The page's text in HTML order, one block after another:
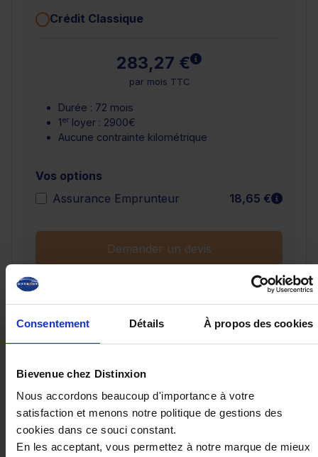
Consentement Détails À propos des cookies
Bievenue chez Distinxion
Nous accordons beaucoup d'importance à votre
satisfaction et menons notre politique de gestions des
cookies dans ce souci constant.
En les acceptant, vous permettez à notre marque de mieux
Crédit Classique
283,27 € En savoir plus
par mois TTC
Durée : 72 mois
1er loyer : 2900€
Aucune contrainte kilométrique
Vos options
Assurance Emprunteur
18,65 € En
Demander un devis
intéresser